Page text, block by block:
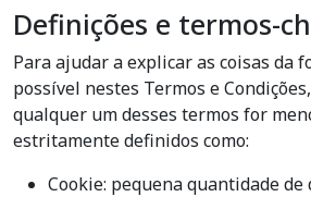
Definições e termos-
Para ajudar a explicar as coisas da
possível nestes Termos e
qualquer um desses termos for
estritamente definidos como:
Cookie: pequena quantidade de